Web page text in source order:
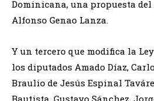
Dominicana, una propuesta
Alfonso Genao Lanza.
Y un tercero que modifica la
los diputados Amado Díaz,
Braulio de Jesús Espinal